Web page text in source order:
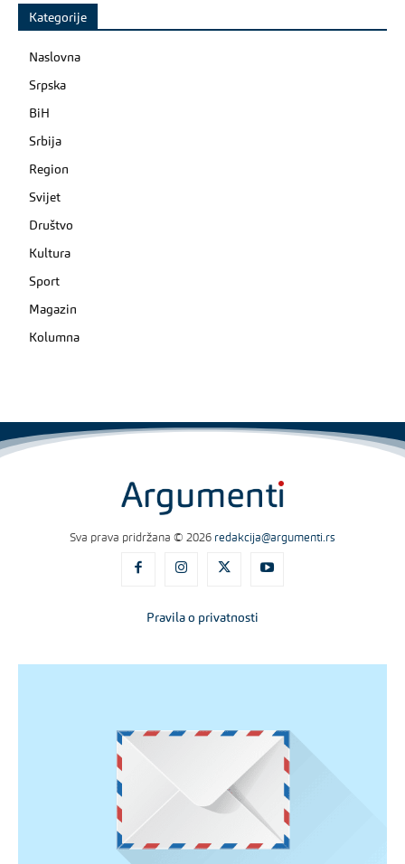
Kategorije
Naslovna
Srpska
BiH
Srbija
Region
Svijet
Društvo
Kultura
Sport
Magazin
Kolumna
Sva prava pridržana © 2026 redakcija@argumenti.rs
Pravila o privatnosti